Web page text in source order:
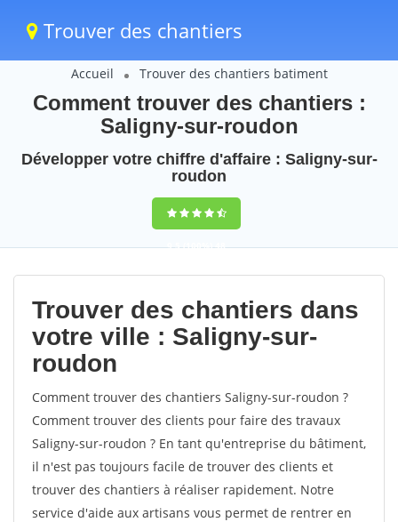
Trouver des chantiers
Accueil Trouver des chantiers batiment
Comment trouver des chantiers :
Saligny-sur-roudon
Développer votre chiffre d'affaire : Saligny-sur-
roudon
9,5(100%)48
votes
Trouver des chantiers dans
votre ville : Saligny-sur-
roudon
Comment trouver des chantiers Saligny-sur-roudon ?
Comment trouver des clients pour faire des travaux
Saligny-sur-roudon ? En tant qu'entreprise du bâtiment,
il n'est pas toujours facile de trouver des clients et
trouver des chantiers à réaliser rapidement. Notre
service d'aide aux artisans vous permet de rentrer en